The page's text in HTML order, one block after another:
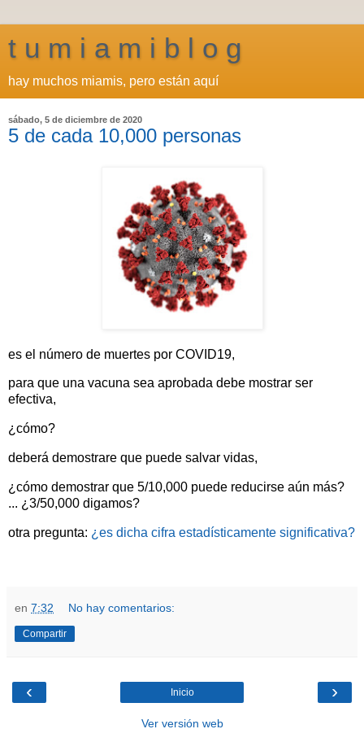
t u m i a m i b l o g
hay muchos miamis, pero están aquí
sábado, 5 de diciembre de 2020
5 de cada 10,000 personas
es el número de muertes por COVID19,
para que una vacuna sea aprobada debe mostrar ser
efectiva,
¿cómo?
deberá demostrare que puede salvar vidas,
¿cómo demostrar que 5/10,000 puede reducirse aún más?
... ¿3/50,000 digamos?
otra pregunta: ¿es dicha cifra estadísticamente significativa?
en 7:32 No hay comentarios:
Compartir
‹ ›
Inicio
Ver versión web